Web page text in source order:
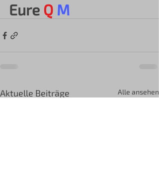
Eure Q M
Aktuelle Beiträge Alle ansehen